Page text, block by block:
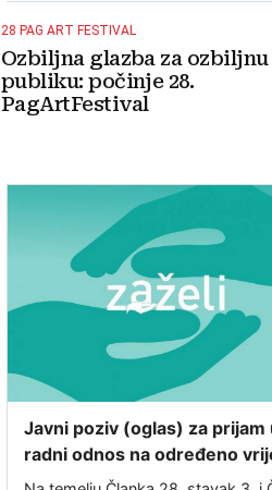
28 PAG ART FESTIVAL
Ozbiljna glazba za ozbiljnu
publiku: počinje 28.
PagArtFestival
Javni poziv (oglas) za prijam
radni odnos na određeno
u sklopu projekta „ZAŽELI–